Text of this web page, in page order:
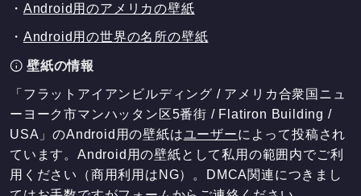
・ Android用のアメリカの壁紙
・ Android用の世界の名所の壁紙
壁紙の情報
「フラットアイアンビルディング / アメリカ合衆国ニュ
ーヨーク市マンハッタン区5番街 / Flatiron Building /
USA」のAndroid用の壁紙はユーザーによって投稿され
ています。Android用の壁紙として私用の範囲内でご利
用ください（商用利用はNG）。DMCA関連につきまし